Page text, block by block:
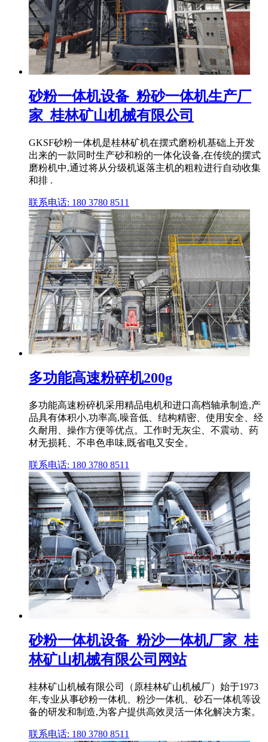
砂粉一体机设备_粉砂一体机生产厂
家_桂林矿山机械有限公司
GKSF砂粉一体机是桂林矿机在摆式磨粉机基础上开发
出来的一款同时生产砂和粉的一体化设备,在传统的摆式
磨粉机中,通过将从分级机返落主机的粗粒进行自动收集
和排 .
联系电话: 180 3780 8511
多功能高速粉碎机200g
多功能高速粉碎机采用精品电机和进口高档轴承制造,产
品具有体积小,功率高,噪音低、结构精密、使用安全、经
久耐用、操作方便等优点。工作时无灰尘、不震动、药
材无损耗、不串色串味,既省电又安全。
联系电话: 180 3780 8511
砂粉一体机设备_粉沙一体机厂家_桂
林矿山机械有限公司网站
桂林矿山机械有限公司（原桂林矿山机械厂）始于1973
年,专业从事砂粉一体机、粉沙一体机、砂石一体机等设
备的研发和制造,为客户提供高效灵活一体化解决方案。
联系电话: 180 3780 8511